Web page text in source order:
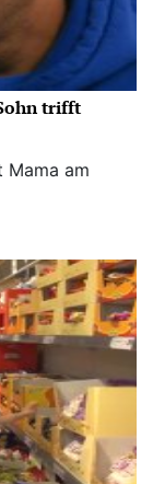
trifft
Mama am